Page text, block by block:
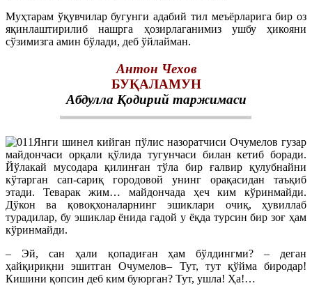
Муҳтарам ўқувчилар бугунги адабий тил меъёрларига бир оз
яқинлаштирилиб нашрга ҳозирлаганимиз ушбу ҳикояни
сўзимизга амин бўлади, деб ўйлайман.
Антон Чехов
БУҚАЛАМУН
Абдулла Қодирий таржимаси
Янги шинел кийган пўлис назоратчиси Очумелов гузар
майдончаси орқали қўлида тугунчаси билан кетиб боради.
Йўлакай мусодара қилинған тўла бир ғалвир қулубнайни
кўтарган сап-сариқ городовой унинг орақасидан таъқиб
этади. Теварак жим… майдончада ҳеч ким кўринмайди.
Дўкон ва қовоқхоналарнинг эшиклари очиқ, ҳувиллаб
турадилар, бу эшиклар ёнида гадой у ёқда турсин бир зоғ ҳам
кўринмайди.
– Эй, сан ҳали қопадиған ҳам бўлдингми? – деган
ҳайқириқни эшитган Очумелов– Тут, тут қўйма биродар!
Кишини қопсин деб ким буюрган? Тут, ушла! Ҳа!…